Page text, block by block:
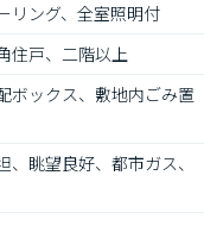
リング、全室照明付
住戸、二階以上
ボックス、敷地内ごみ置
眺望良好、都市ガス、